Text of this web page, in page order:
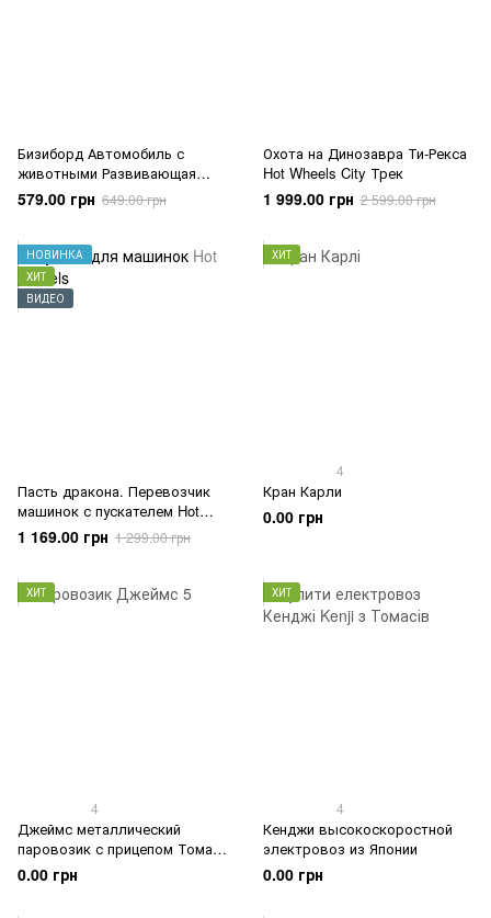
Бизиборд Автомобиль с
животными Развивающая
игрушка Fisher-Price
579.00 грн 649.00 грн
Охота на Динозавра Ти-Рекса
Hot Wheels City Трек
1 999.00 грн 2 599.00 грн
НОВИНКА
ХИТ
ВИДЕО
Пасть дракона. Перевозчик
машинок с пускателем Hot
Wheels (GTK42)
1 169.00 грн 1 299.00 грн
ХИТ
4
Кран Карли
0.00 грн
ХИТ
4
Джеймс металлический
паровозик с прицепом Томас
и друзья
0.00 грн
ХИТ
4
Кенджи высокоскоростной
электровоз из Японии
0.00 грн